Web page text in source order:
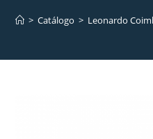
> Catálogo > Leonardo